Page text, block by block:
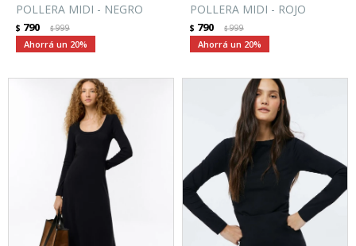
POLLERA MIDI - NEGRO
$ 790 $999
20
POLLERA MIDI - ROJO
$ 790 $999
20